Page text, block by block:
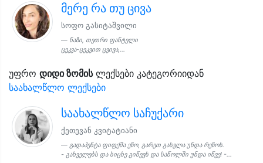
მერე რა თუ ცივა
სოფო გასიტაშვილი
ნაზი, თეთრი ფანტელი
ცეკვა-ცეკვით ცვივა,...
უფრო დიდი ზომისლექსები კატეგორიიდან
საახალწლო ლექსები
საახალწლო საჩუქარი
ქეთევან კვიტატიანი
გადაპენტა ფიფქმა ეზო, გარეთ გასვლა უნდა რეზოს.
- გახველებს და სიცხე გიწევს და საწოლში უნდა იწვე! -...